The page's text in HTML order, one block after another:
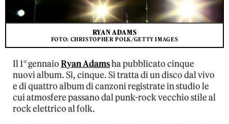
RYAN ADAMS
FOTO: CHRISTOPHER POLK/GETTY IMAGES
Il 1° gennaioRyan Adamsha pubblicato cinque
nuovi album. Sì, cinque. Si tratta di un disco dal vivo
e di quattro album di canzoni registrate in studio le
cui atmosfere passano dal punk-rock vecchio stile al
rock elettrico al folk.